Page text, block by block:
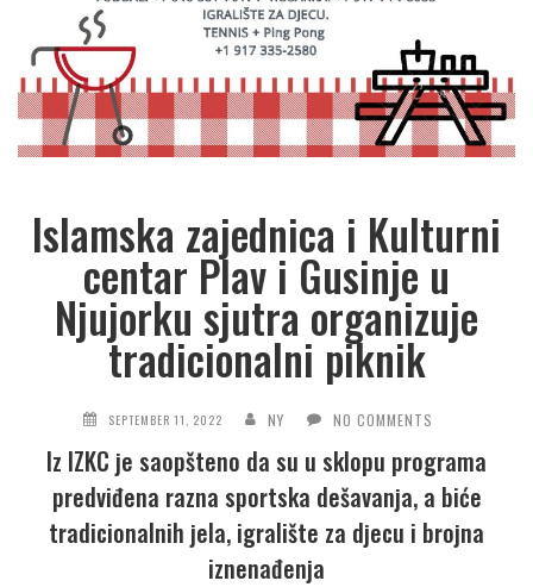
Islamska zajednica i Kulturni
centar Plav i Gusinje u
Njujorku sjutra organizuje
tradicionalni piknik
SEPTEMBER 11, 2022 NY NO COMMENTS
Iz IZKC je saopšteno da su u sklopu programa
predviđena razna sportska dešavanja, a biće
tradicionalnih jela, igralište za djecu i brojna
iznenađenja